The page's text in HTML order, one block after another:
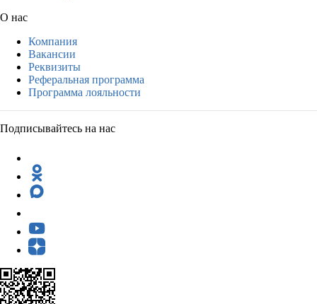
О нас
Компания
Вакансии
Реквизиты
Реферальная программа
Программа лояльности
Подписывайтесь на нас